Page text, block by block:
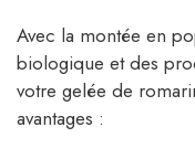
Avec la montée en
biologique et des
votre gelée de
avantages :